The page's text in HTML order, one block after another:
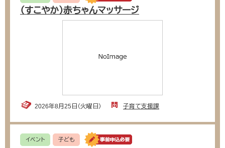
（すこやか）赤ちゃんマッサージ
2026年8月25日（火曜日） 子育て支援課
イベント 子ども